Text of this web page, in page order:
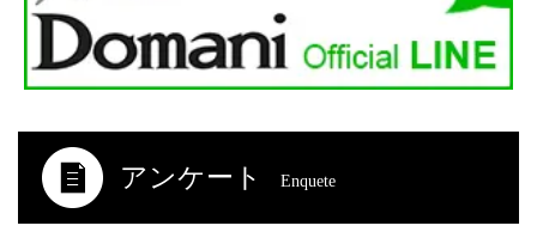
アンケート Enquete